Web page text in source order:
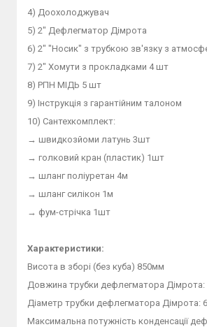
4) Доохолоджувач
5) 2" Дефлегматор Дімрота
6) 2" "Носик" з трубкою зв'язку з
7) 2" Хомути з прокладками 4 шт
8) РПН МІДЬ 5 шт
9) Інструкція з гарантійним талоном
10) Сантехкомплект:
→ швидкозйоми латунь 3шт
→ голковий кран (пластик) 1шт
→ шланг поліуретан 4м
→ шланг силікон 1м
→ фум-стрічка 1шт
Характеристики:
Висота в зборі (без куба) 850мм
Довжина трубки дефлегматора Дімрота:
Діаметр трубки дефлегматора Дімрота:
Максимальна потужність конденсації